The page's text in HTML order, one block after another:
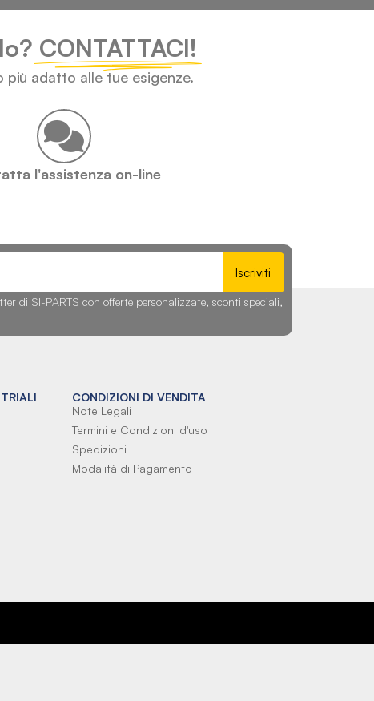
CONTATTACI!
adatto alle tue esigenze.
l'assistenza on-line
Iscriviti
di SI-PARTS con offerte personalizzate, sconti speciali,
CONDIZIONI DI VENDITA
Note Legali
Termini e Condizioni d'uso
Spedizioni
Modalità di Pagamento